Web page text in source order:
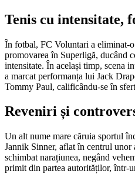
Tenis cu intensitate,
În fotbal, FC Voluntari a eliminat-
promovarea în Superligă, ducând
intensitate. În același timp, scena
a marcat performanța lui Jack
Tommy Paul, calificându-se în
Reveniri și
Un alt nume mare căruia sportul
Jannik Sinner, aflat în centrul
schimbat narațiunea, negând
primit din partea autorităților, într-